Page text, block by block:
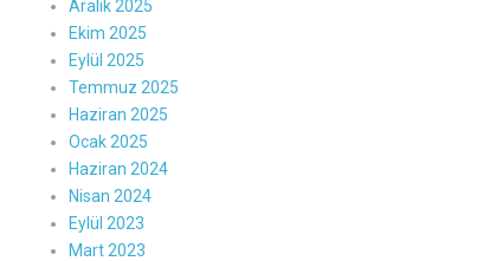
Aralık 2025
Ekim 2025
Eylül 2025
Temmuz 2025
Haziran 2025
Ocak 2025
Haziran 2024
Nisan 2024
Eylül 2023
Mart 2023